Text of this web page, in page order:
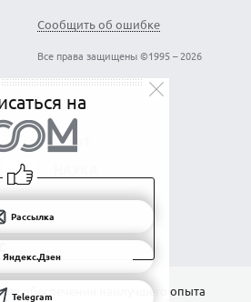
Сообщить об ошибке
Все права защищены ©1995 – 2026
СОФТ
на
Рассылка
Яндекс.Дзен
Telegram
обеспечения наилучшего опыта